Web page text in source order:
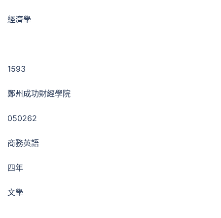
經濟學
1593
鄭州成功財經學院
050262
商務英語
四年
文學